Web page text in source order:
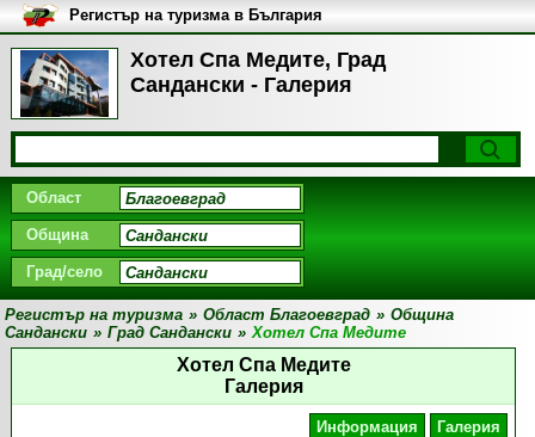
Хотел Спа Медите, Град
Сандански - Галерия
Регистър на туризма в България
Област
Община
Град/село
Регистър на туризма » Област Благоевград » Община
Сандански » Град Сандански » Хотел Спа Медите
Хотел Спа Медите
Галерия
Информация Галерия